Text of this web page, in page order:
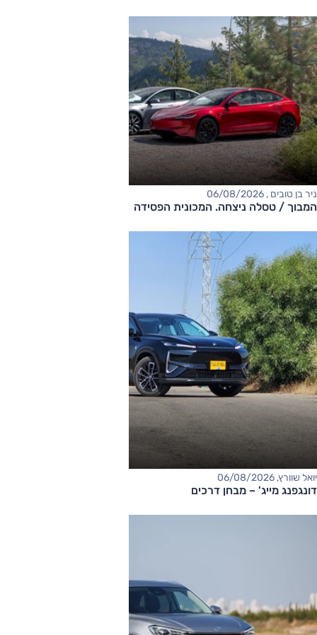
ניר בן טובים , 06/08/2026
המבוך / טסלה ניצחה. המכונית הפסידה
יואל שוורץ, 06/08/2026
דונגפנג מייג' – מבחן דרכים